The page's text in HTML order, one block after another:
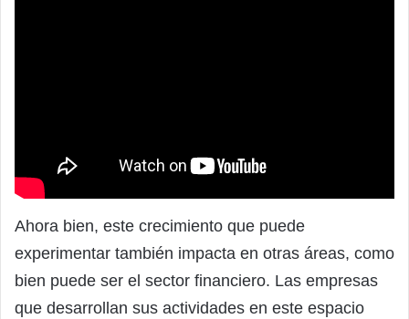
Ahora bien, este crecimiento que puede
experimentar también impacta en otras áreas, como
bien puede ser el sector financiero. Las empresas
que desarrollan sus actividades en este espacio